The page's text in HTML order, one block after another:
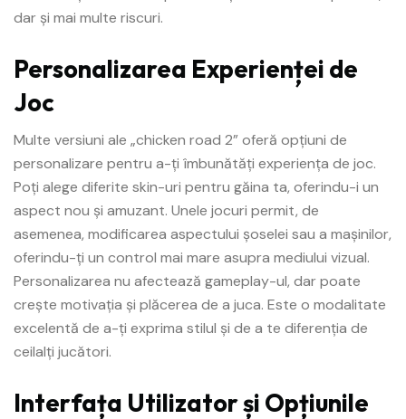
dar și mai multe riscuri.
Personalizarea Experienței de
Joc
Multe versiuni ale „chicken road 2” oferă opțiuni de
personalizare pentru a-ți îmbunătăți experiența de joc.
Poți alege diferite skin-uri pentru găina ta, oferindu-i un
aspect nou și amuzant. Unele jocuri permit, de
asemenea, modificarea aspectului șoselei sau a mașinilor,
oferindu-ți un control mai mare asupra mediului vizual.
Personalizarea nu afectează gameplay-ul, dar poate
crește motivația și plăcerea de a juca. Este o modalitate
excelentă de a-ți exprima stilul și de a te diferenția de
ceilalți jucători.
Interfața Utilizator și Opțiunile